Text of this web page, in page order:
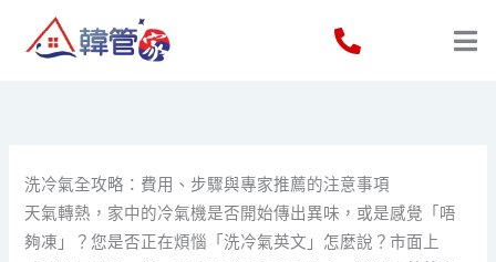
洗冷氣全攻略：費用、步驟與專家推薦的注意事項
天氣轉熱，家中的冷氣機是否開始傳出異味，或是感覺「唔
夠凍」？您是否正在煩惱「洗冷氣英文」怎麼說？市面上